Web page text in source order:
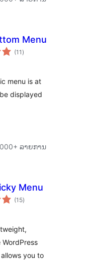
Menu
(11 ຄະແນນ
ທັງໝົດ
)
menu is at
displayed
ລາຍການ
Menu
(15ຄະແນນ
ທັງໝົດ
)
you to